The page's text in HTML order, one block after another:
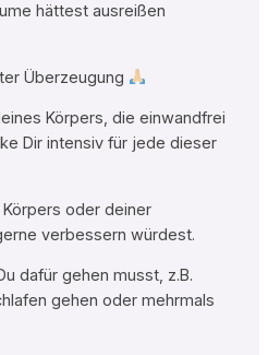
hättest ausreißen
Überzeugung
Körpers, die einwandfrei
Dir intensiv für jede dieser
oder deiner
verbessern würdest.
dafür gehen musst, z.B.
gehen oder mehrmals